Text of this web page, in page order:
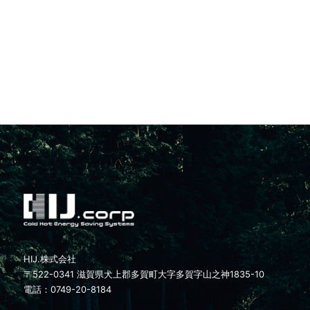
HIJ.株式会社
〒522-0341 滋賀県犬上郡多賀町大字多賀字山之神1835-10
電話：0749-20-8184